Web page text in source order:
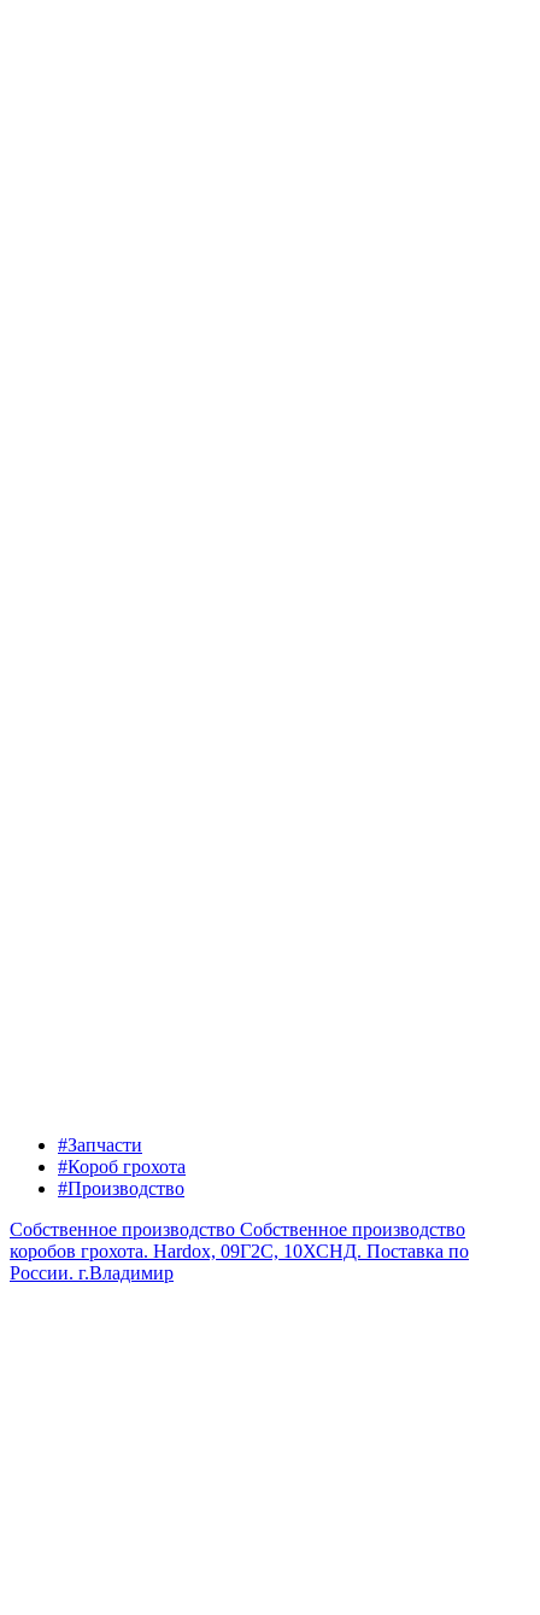
#Запчасти
#Короб грохота
#Производство
Собственное производство Собственное производство
коробов грохота. Hardox, 09Г2С, 10ХСНД. Поставка по
России. г.Владимир